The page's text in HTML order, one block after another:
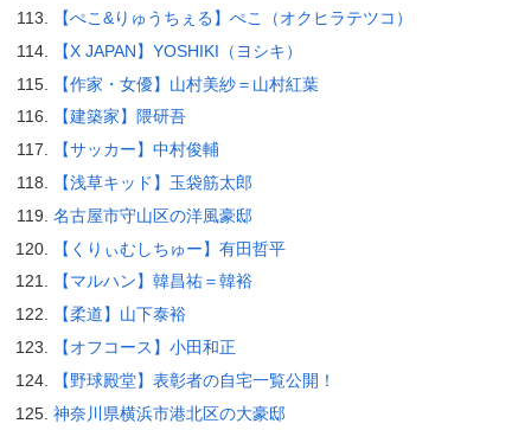
【ぺこ&りゅうちぇる】ぺこ（オクヒラテツコ）
【X JAPAN】YOSHIKI（ヨシキ）
【作家・女優】山村美紗＝山村紅葉
【建築家】隈研吾
【サッカー】中村俊輔
【浅草キッド】玉袋筋太郎
名古屋市守山区の洋風豪邸
【くりぃむしちゅー】有田哲平
【マルハン】韓昌祐＝韓裕
【柔道】山下泰裕
【オフコース】小田和正
【野球殿堂】表彰者の自宅一覧公開！
神奈川県横浜市港北区の大豪邸